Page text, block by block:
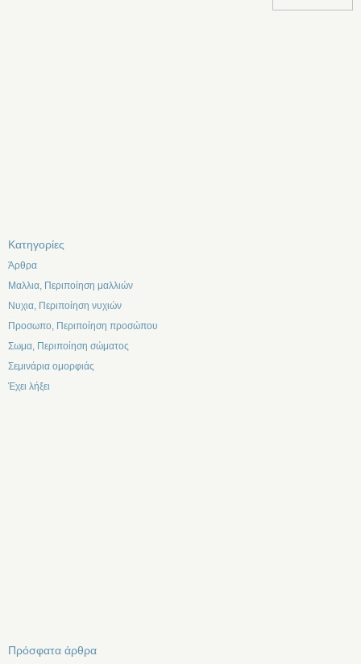
Kατηγορίες
Άρθρα
Μαλλια, Περιποίηση μαλλιών
Νυχια, Περιποίηση νυχιών
Προσωπο, Περιποίηση προσώπου
Σωμα, Περιποίηση σώματος
Σεμινάρια ομορφιάς
Έχει λήξει
Πρόσφατα άρθρα